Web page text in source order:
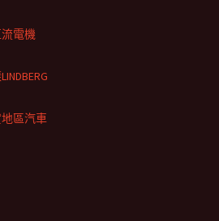
電機
區汽車